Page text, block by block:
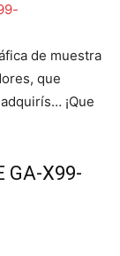
de muestra
que
¡Que
GA-X99-